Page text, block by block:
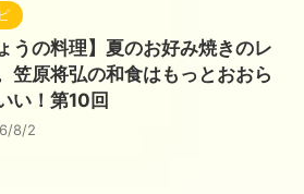
うの料理】夏のお好み焼きのレ
笠原将弘の和食はもっとおおら
い！第10回
8/2